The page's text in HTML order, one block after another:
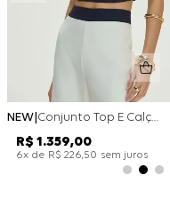
NEW Conjunto Top E Calça Wide Leg Bicolor Alfaitaria - Off White
R$ 1 .359,00
6x de R$ 226,50 sem juros